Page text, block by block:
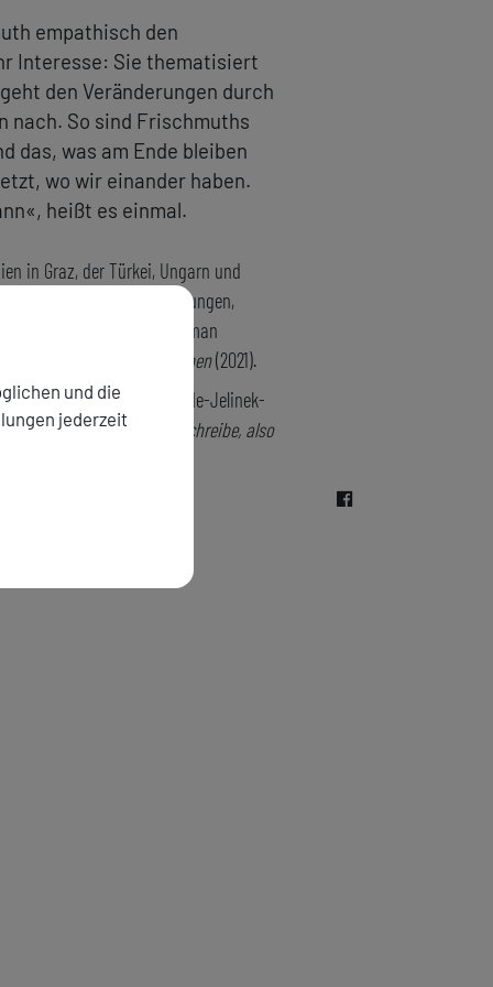
empathisch den
Interesse: Sie thematisiert
den Veränderungen durch
nach. So sind Frischmuths
das, was am Ende bleiben
wo wir einander haben.
heißt es einmal.
in Graz, der Türkei, Ungarn und
lebt. Romane, Erzählungen,
Zuletzt erschien der Roman
mit Sprache beizukommen(2021).
Mitarbeiter des Elfriede-Jelinek-
– zuletzt
»Ich schreibe, also
und die
jederzeit